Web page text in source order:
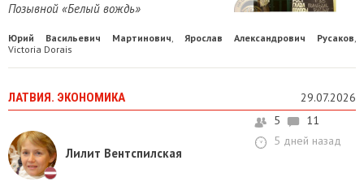
Позывной «Белый вождь»
Юрий Васильевич Мартинович Ярослав Александрович Русаков
Victoria Dorais
ЛАТВИЯ. ЭКОНОМИКА 29.07.2026
Лилит Вентспилская
5
11
5 дней назад